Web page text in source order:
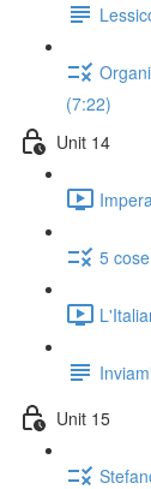
(7:22)
Unit 14
5
Unit 15